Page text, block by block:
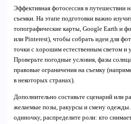
Эффективная фотосессия в путешествии
съемки. На этапе подготовки важно
топографические карты, Google Earth и
или Pinterest), чтобы собрать идеи для
точки с хорошим естественным светом и
Проверьте погодные условия, фазы
правовые ограничения на съемку
в некоторых странах).
Дополнительно составьте сценарий или
желаемые позы, ракурсы и смену одежды.
одиночку, распределите роли: кто